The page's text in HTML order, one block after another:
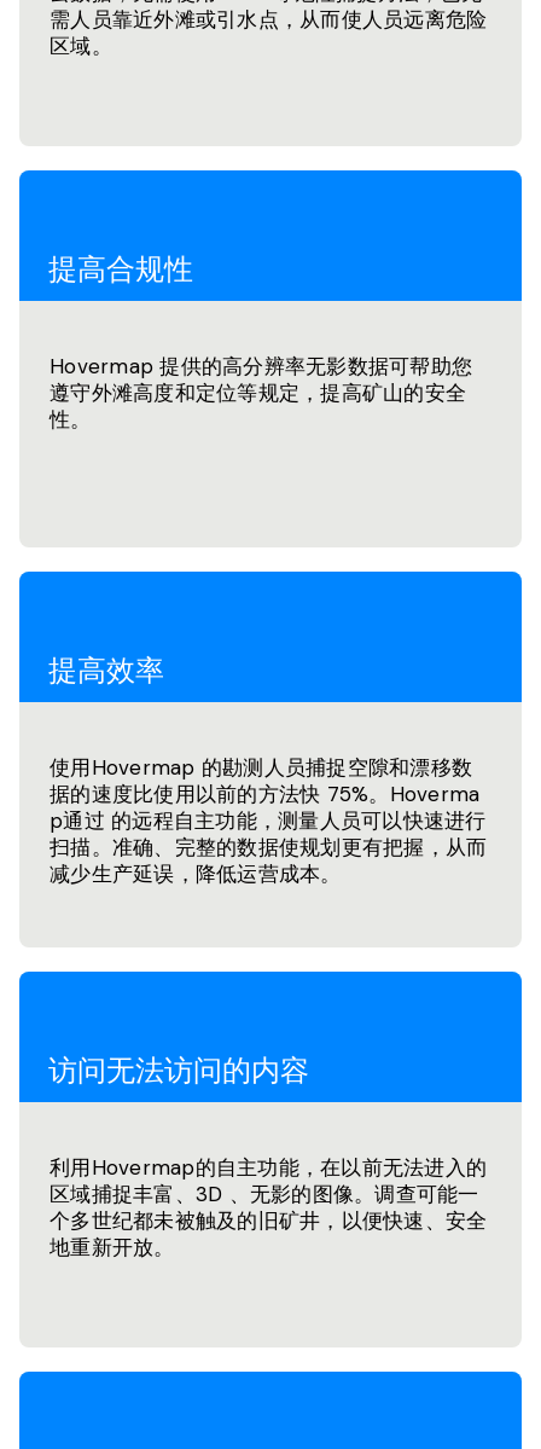
需人员靠近外滩或引水点，从而使人员远离危险
区域。
提高合规性
Hovermap 提供的高分辨率无影数据可帮助您
遵守外滩高度和定位等规定，提高矿山的安全
性。
提高效率
使用Hovermap 的勘测人员捕捉空隙和漂移数
据的速度比使用以前的方法快 75%。Hoverma
p通过 的远程自主功能，测量人员可以快速进行
扫描。准确、完整的数据使规划更有把握，从而
减少生产延误，降低运营成本。
访问无法访问的内容
利用Hovermap的自主功能，在以前无法进入的
区域捕捉丰富、3D 、无影的图像。调查可能一
个多世纪都未被触及的旧矿井，以便快速、安全
地重新开放。